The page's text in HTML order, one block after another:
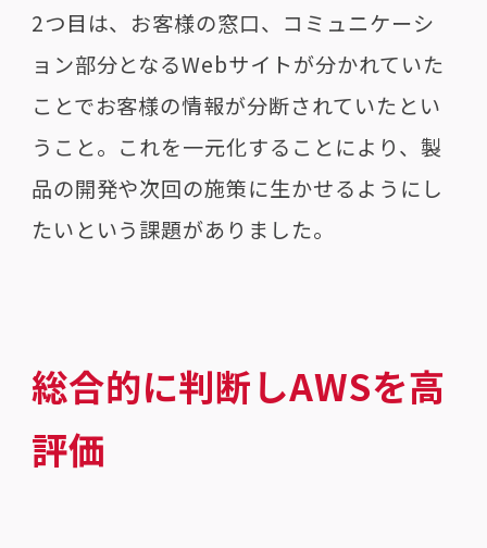
2つ目は、お客様の窓口、コミュニケーシ
ョン部分となるWebサイトが分かれていた
ことでお客様の情報が分断されていたとい
うこと。これを一元化することにより、製
品の開発や次回の施策に生かせるようにし
たいという課題がありました。
総合的に判断しAWSを高
評価